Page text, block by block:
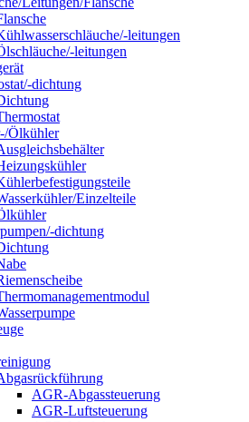
leitungen
leitungen
dichtung
Ölkühler
Einzelteile
dichtung
AGR-Abgassteuerung
AGR-Luftsteuerung